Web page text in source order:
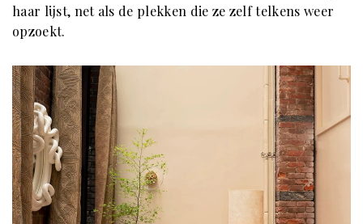
haar lijst, net als de plekken die ze zelf telkens weer
opzoekt.